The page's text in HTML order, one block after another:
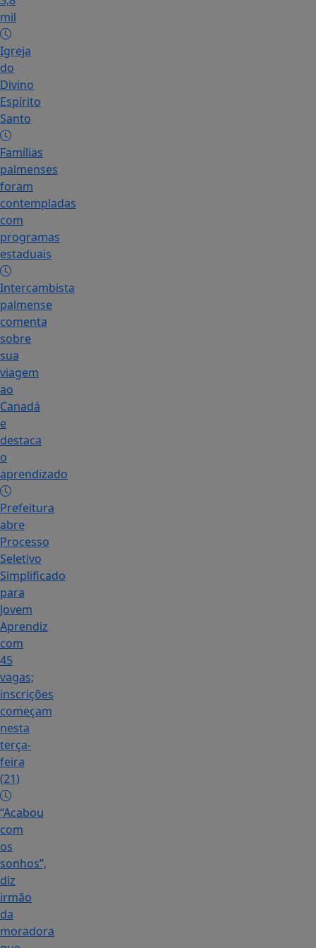
mil
Igreja
do
Divino
Espírito
Santo
Famílias
palmenses
foram
contempladas
com
programas
estaduais
Intercambista
palmense
comenta
sobre
sua
viagem
ao
Canadá
e
destaca
o
aprendizado
Prefeitura
abre
Processo
Seletivo
Simplificado
para
Jovem
Aprendiz
com
45
vagas;
inscrições
começam
nesta
terça-
feira
(21)
“Acabou
com
os
sonhos”,
diz
irmão
da
moradora